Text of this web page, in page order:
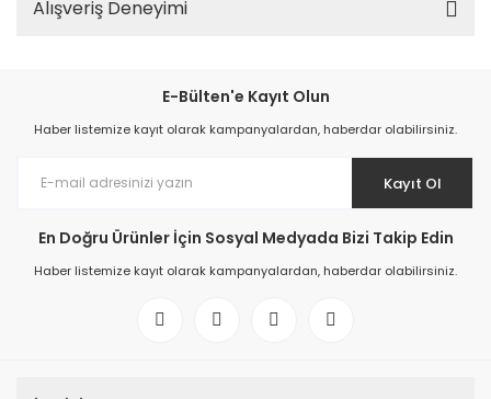
Alışveriş Deneyimi
E-Bülten'e Kayıt Olun
Haber listemize kayıt olarak kampanyalardan, haberdar olabilirsiniz.
Kayıt Ol
En Doğru Ürünler İçin Sosyal Medyada Bizi Takip Edin
Haber listemize kayıt olarak kampanyalardan, haberdar olabilirsiniz.